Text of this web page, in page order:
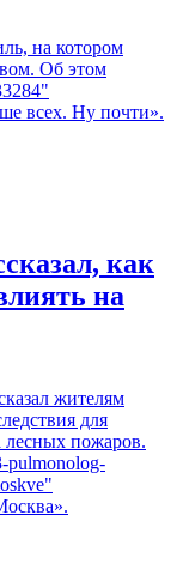
на котором
Об этом
всех. Ну почти».
как
на
жителям
для
лесных пожаров.
pulmonolog-